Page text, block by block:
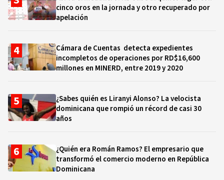
cinco oros en la jornada y otro recuperado por
apelación
Cámara de Cuentas detecta expedientes
incompletos de operaciones por RD$16,600
millones en MINERD, entre 2019 y 2020
¿Sabes quién es Liranyi Alonso? La velocista
dominicana que rompió un récord de casi 30
años
¿Quién era Román Ramos? El empresario que
transformó el comercio moderno en República
Dominicana